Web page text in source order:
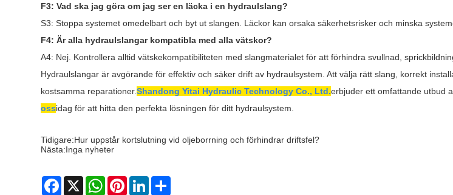
F3: Vad ska jag göra om jag ser en läcka i en hydraulslang?
S3: Stoppa systemet omedelbart och byt ut slangen. Läckor kan orsaka säkerhetsrisker och minska
F4: Är alla hydraulslangar kompatibla med alla vätskor?
A4: Nej. Kontrollera alltid vätskekompatibiliteten med slangmaterialet för att förhindra svullnad,
Hydraulslangar är avgörande för effektiv och säker drift av hydraulsystem. Att välja rätt slang, korrekt
kostsamma reparationer.Shandong Yitai Hydraulic Technology Co., Ltd.erbjuder ett omfattande utbud
ossidag för att hitta den perfekta lösningen för ditt hydraulsystem.
Tidigare:Hur uppstår kortslutning vid oljeborrning och förhindrar driftsfel?
Nästa:Inga nyheter
Facebook
X WhatsAppPinterestLinkedIn